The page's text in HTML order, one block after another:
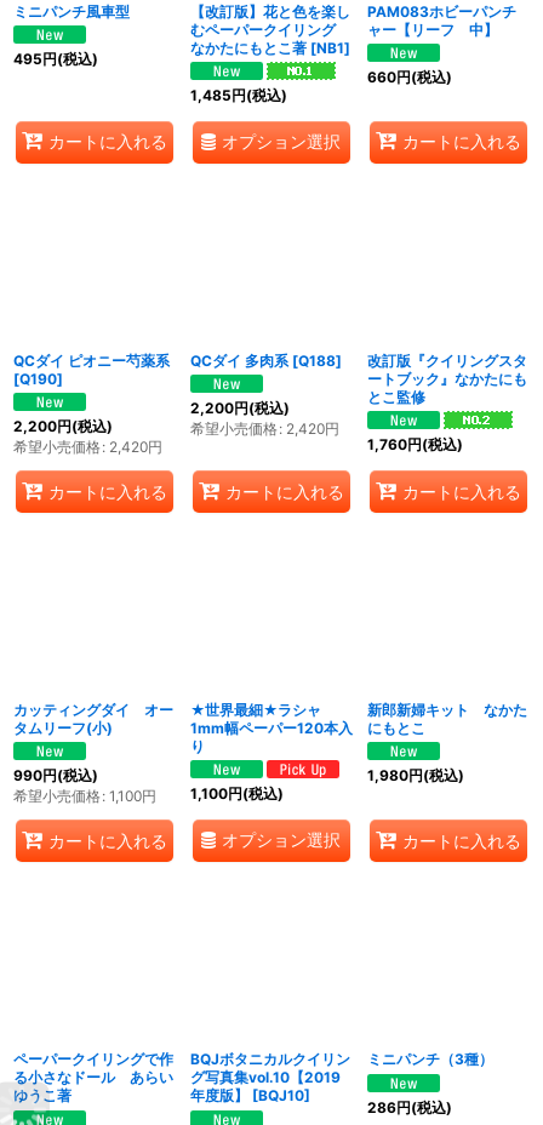
ミニパンチ風車型
495円(税込)
カートに入れる
【改訂版】花と色を楽し
むペーパークイリング
なかたにもとこ著 [NB1]
1,485円(税込)
オプション選択
PAM083ホビーパンチ
ャー【リーフ 中】
660円(税込)
カートに入れる
QCダイ ピオニー芍薬系
[Q190]
2,200円(税込)
希望小売価格: 2,420円
カートに入れる
QCダイ 多肉系 [Q188]
2,200円(税込)
希望小売価格: 2,420円
カートに入れる
改訂版『クイリングスタ
ートブック』なかたにも
とこ監修
1,760円(税込)
カートに入れる
カッティングダイ オー
タムリーフ(小)
990円(税込)
希望小売価格: 1,100円
カートに入れる
★世界最細★ラシャ
1mm幅ペーパー120本入
り
1,100円(税込)
オプション選択
新郎新婦キット なかた
にもとこ
1,980円(税込)
カートに入れる
ペーパークイリングで作
る小さなドール あらい
ゆうこ著
BQJボタニカルクイリン
グ写真集vol.10【2019
年度版】
[BQJ10]
ミニパンチ（3種）
286円(税込)